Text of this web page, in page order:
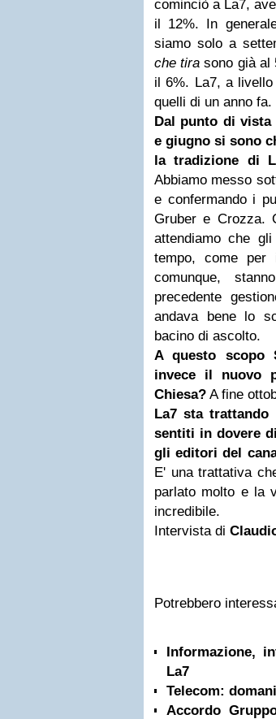
cominciò a La7,
il 12%. In
siamo solo a
che tira sono già al
il 6%. La7, a
quelli di un anno fa.
Dal punto di vista
e giugno si sono
la tradizione di
Abbiamo messo
e confermando i
Gruber e Crozza.
attendiamo che
tempo, come
comunque,
precedente
andava bene lo
bacino di ascolto.
A questo scopo
invece il nuovo
Chiesa? A fine
La7 sta trattando
sentiti in dovere
gli editori del
E' una trattativa
parlato molto e la
incredibile.
Intervista di
Potrebbero
Informazione,
La7
Telecom:
Accordo